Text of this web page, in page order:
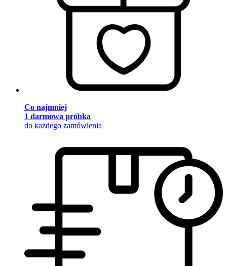
Co najmniej
1 darmowa próbka
do każdego zamówienia